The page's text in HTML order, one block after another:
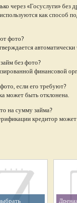
через «Госуслуги» без
как способ
фото?
без фото?
финансовой
если его требуют?
может быть отклонена.
на сумму займа?
кредитор